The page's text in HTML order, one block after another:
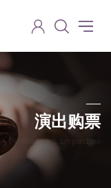
演出购票
Performance ticket purchase